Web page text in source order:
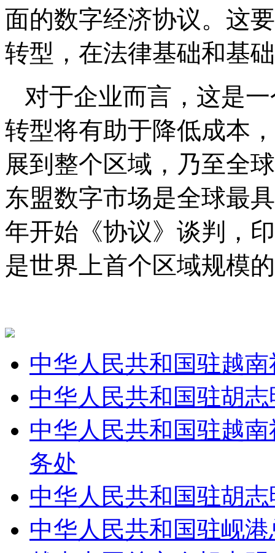
面的数字经济协议。这
转型，在法律基础和基
对于企业而言，这是
转型将有助于降低成本
展到整个区域，乃至全
东盟数字市场是全球最
年开始《协议》谈判，
是世界上首个区域规模
中华人民共和国驻越
中华人民共和国驻胡
中华人民共和国驻越
务处
中华人民共和国驻胡
中华人民共和国驻岘